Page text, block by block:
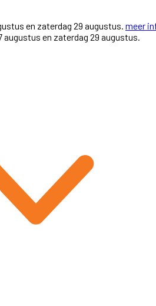
en zaterdag 29 augustus. meer
augustus en zaterdag 29 augustus.